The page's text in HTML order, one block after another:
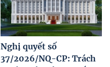
Nghị quyết số
37/2026/NQ-CP: Trách